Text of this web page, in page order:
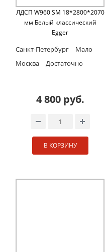
ЛДСП W960 SM 18*2800*2070
мм Белый классический
Egger
Санкт-Петербург
Мало
Москва
Достаточно
4 800 руб.
В КОРЗИНУ